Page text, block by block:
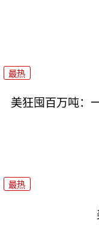
最热
美狂囤百万吨：
最热